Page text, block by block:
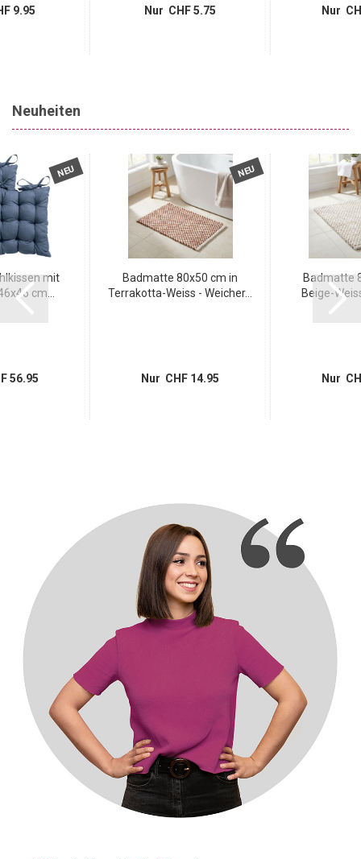
9.95
Nur CHF 5.75
Nur
Neuheiten
NEU
mit
cm...
56.95
NEU
Badmatte 80x50 cm in
Terrakotta-Weiss - Weicher...
Nur CHF 14.95
Badmatte
Beige-
Nur